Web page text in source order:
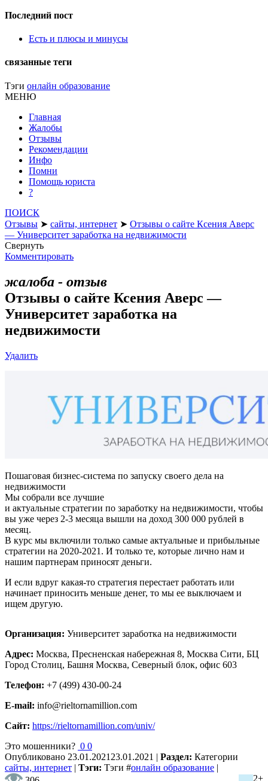
Последний пост
Есть и плюсы и минусы
связанные теги
Тэги онлайн образование
МЕНЮ
Главная
Жалобы
Отзывы
Рекомендации
Инфо
Помни
Помощь юриста
?
ПОИСК
Отзывы ➤ сайты, интернет ➤ Отзывы о сайте Ксения Аверс
— Университет заработка на недвижимости
Свернуть
Комментировать
жалоба - отзыв
Отзывы о сайте Ксения Аверс —
Университет заработка на
недвижимости
Удалить
Пошаговая бизнес-система по запуску своего дела на
недвижимости
Мы собрали все лучшие
и актуальные стратегии по заработку на недвижимости, чтобы
вы уже через 2-3 месяца вышли на доход 300 000 рублей в
месяц.
В курс мы включили только самые актуальные и прибыльные
стратегии на 2020-2021. И только те, которые лично нам и
нашим партнерам приносят деньги.
И если вдруг какая-то стратегия перестает работать или
начинает приносить меньше денег, то мы ее выключаем и
ищем другую.
Организация: Университет заработка на недвижимости
Адрес: Москва, Пресненская набережная 8, Москва Сити, БЦ
Город Столиц, Башня Москва, Северный блок, офис 603
Телефон: +7 (499) 430-00-24
E-mail: info@rieltornamillion.com
Сайт: https://rieltornamillion.com/univ/
Это мошенники? 0 0
Опубликовано 23.01.2021 23.01.2021 | Раздел: Категории
сайты, интернет | Тэги: Тэги #онлайн образование |
2+